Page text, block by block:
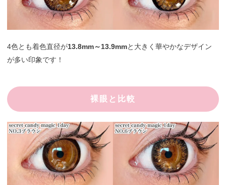
4色とも着色直径が13.8mm～13.9mmと大きく華やかなデザイン
が多い印象です！
裸眼と比較